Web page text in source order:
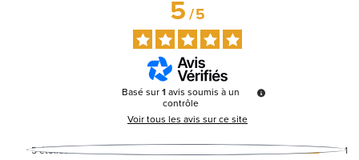
5/5
Basé sur1avis soumis à un
contrôle
Voir tous les avis sur ce site
5étoiles
1